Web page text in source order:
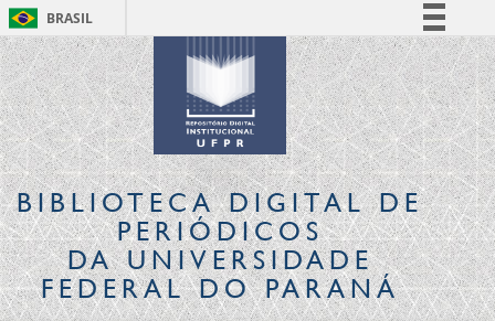
BRASIL
Simplifique!
Comunica BR
Participe
Acesso à informação
Legislação
Canais
BIBLIOTECA DIGITALDE
PERIÓDICOS
DA UNIVERSIDADE
FEDERAL DO PARANÁ